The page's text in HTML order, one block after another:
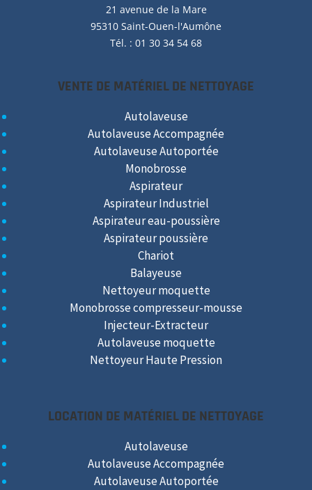
21 avenue de la Mare
95310 Saint-Ouen-l'Aumône
Tél. : 01 30 34 54 68
VENTE DE MATÉRIEL DE NETTOYAGE
Autolaveuse
Autolaveuse Accompagnée
Autolaveuse Autoportée
Monobrosse
Aspirateur
Aspirateur Industriel
Aspirateur eau-poussière
Aspirateur poussière
Chariot
Balayeuse
Nettoyeur moquette
Monobrosse compresseur-mousse
Injecteur-Extracteur
Autolaveuse moquette
Nettoyeur Haute Pression
LOCATION DE MATÉRIEL DE NETTOYAGE
Autolaveuse
Autolaveuse Accompagnée
Autolaveuse Autoportée